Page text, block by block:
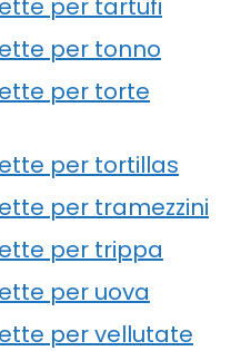
per tartufi
per tonno
per torte
per tortillas
per tramezzini
per trippa
per uova
per vellutate